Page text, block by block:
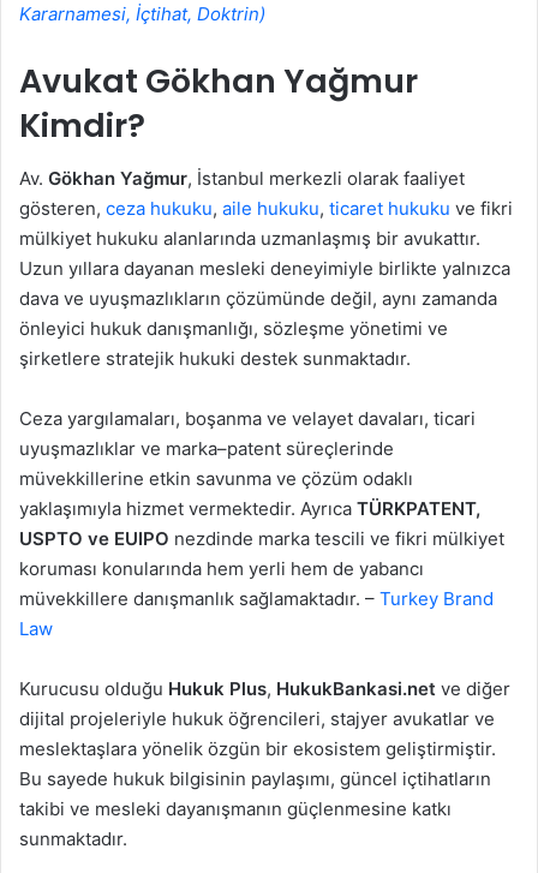
Kararnamesi, İçtihat, Doktrin)
Avukat Gökhan Yağmur
Kimdir?
Av. Gökhan Yağmur, İstanbul merkezli olarak faaliyet
gösteren, ceza hukuku, aile hukuku, ticaret hukuku ve fikri
mülkiyet hukuku alanlarında uzmanlaşmış bir avukattır.
Uzun yıllara dayanan mesleki deneyimiyle birlikte yalnızca
dava ve uyuşmazlıkların çözümünde değil, aynı zamanda
önleyici hukuk danışmanlığı, sözleşme yönetimi ve
şirketlere stratejik hukuki destek sunmaktadır.
Ceza yargılamaları, boşanma ve velayet davaları, ticari
uyuşmazlıklar ve marka–patent süreçlerinde
müvekkillerine etkin savunma ve çözüm odaklı
yaklaşımıyla hizmet vermektedir. Ayrıca TÜRKPATENT,
USPTO ve EUIPO nezdinde marka tescili ve fikri mülkiyet
koruması konularında hem yerli hem de yabancı
müvekkillere danışmanlık sağlamaktadır. – Turkey Brand
Law
Kurucusu olduğu Hukuk Plus, HukukBankasi.net ve diğer
dijital projeleriyle hukuk öğrencileri, stajyer avukatlar ve
meslektaşlara yönelik özgün bir ekosistem geliştirmiştir.
Bu sayede hukuk bilgisinin paylaşımı, güncel içtihatların
takibi ve mesleki dayanışmanın güçlenmesine katkı
sunmaktadır.